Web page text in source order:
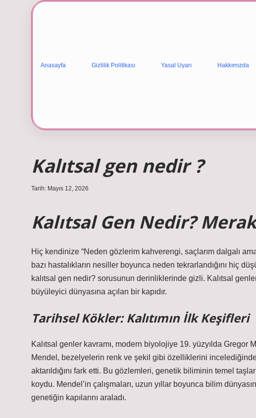
Anasayfa Gizlilik Politikası Yasal Uyarı Hakkımızda
Kalıtsal gen nedir ?
Tarih: Mayıs 12, 2026
Kalıtsal Gen Nedir?
Hiç kendinize “Neden gözlerim kahverengi, saçlarım dalgalı
bazı hastalıkların nesiller boyunca neden tekrarlandığını hiç
kalıtsal gen nedir? sorusunun derinliklerinde gizli. Kalıtsal
büyüleyici dünyasına açılan bir kapıdır.
Tarihsel Kökler: Kalıtımın İlk Keşifleri
Kalıtsal genler kavramı, modern biyolojiye 19. yüzyılda Gregor
Mendel, bezelyelerin renk ve şekil gibi özelliklerini
aktarıldığını fark etti. Bu gözlemleri, genetik biliminin temel
koydu. Mendel’in çalışmaları, uzun yıllar boyunca bilim
genetiğin kapılarını araladı.